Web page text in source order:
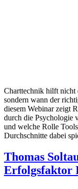
Charttechnik hilft nicht
sondern wann der
diesem Webinar zeigt
durch die Psychologie
und welche Rolle
Durchschnitte dabei
Thomas
Erfolgsfaktor